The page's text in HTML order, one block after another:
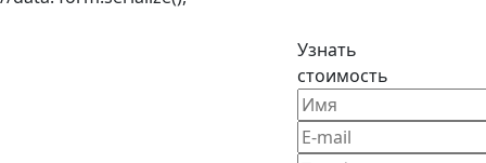
Узнать
стоимость